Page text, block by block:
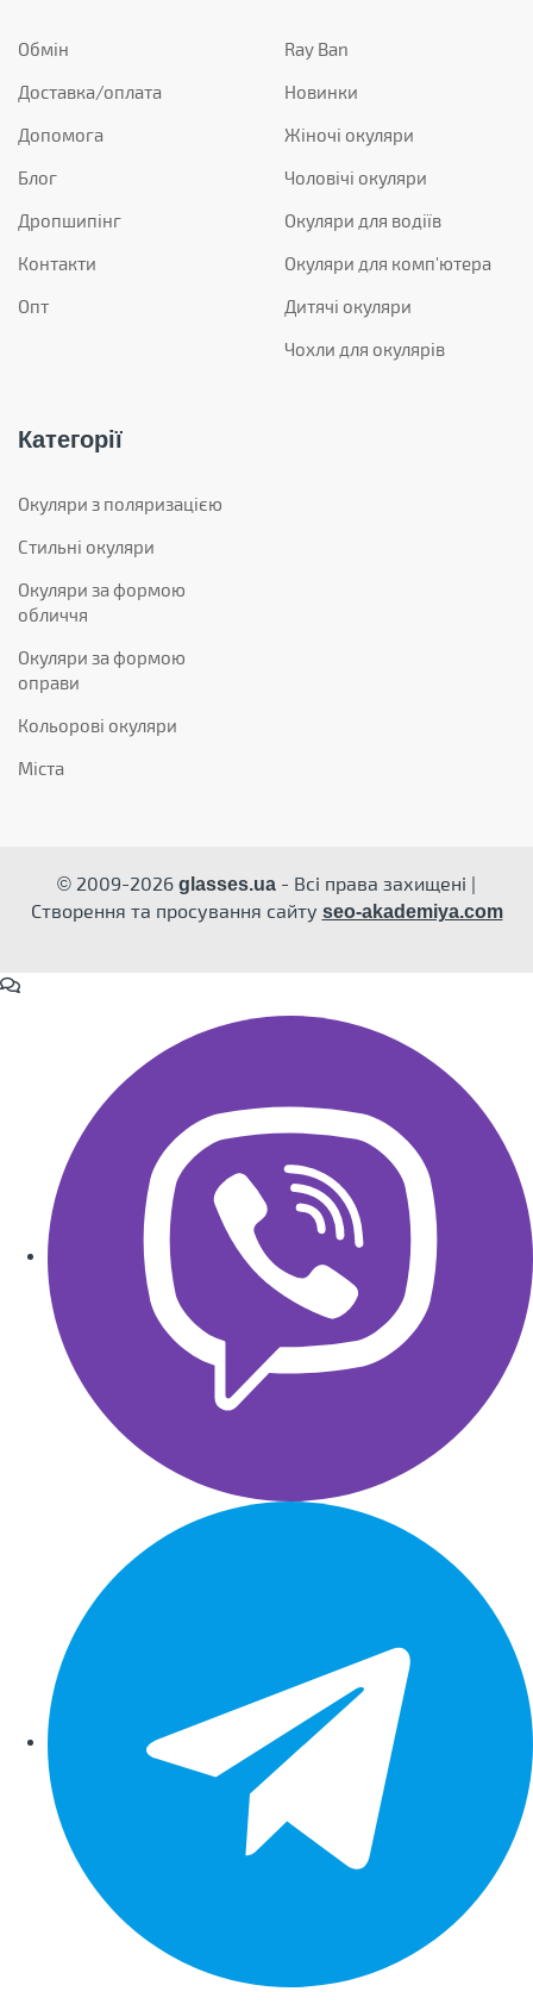
Обмін
Доставка/оплата
Допомога
Блог
Дропшипінг
Контакти
Опт
Ray Ban
Новинки
Жіночі окуляри
Чоловічі окуляри
Окуляри для водіїв
Окуляри для комп'ютера
Дитячі окуляри
Чохли для окулярів
Категорії
Окуляри з поляризацією
Стильні окуляри
Окуляри за формою
обличчя
Окуляри за формою
оправи
Кольорові окуляри
Міста
© 2009-2026 glasses.ua - Всі права захищені |
Створення та просування сайту seo-akademiya.com